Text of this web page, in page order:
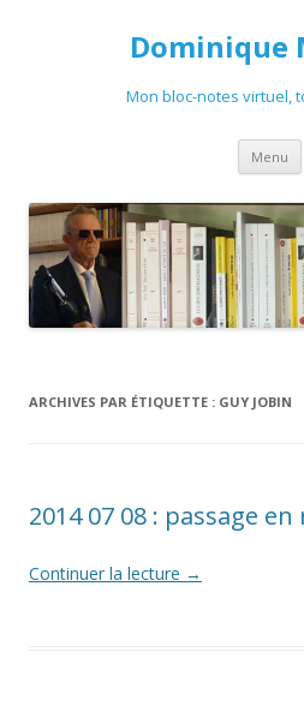
Dominique
Mon bloc-notes virtuel,
Menu
ARCHIVES PAR ÉTIQUETTE : GUY JOBIN
2014 07 08 : passage en
Continuer la lecture →